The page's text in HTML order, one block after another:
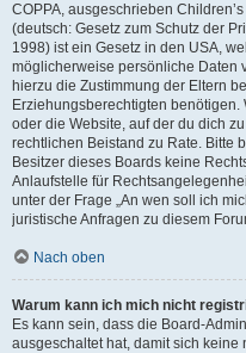
COPPA, ausgeschrieben
(deutsch: Gesetz zum Schutz der
1998) ist ein Gesetz in den USA,
möglicherweise persönliche Daten
hierzu die Zustimmung der Eltern
Erziehungsberechtigten
oder die Website, auf der du dich
rechtlichen Beistand zu Rate. Bitte
Besitzer dieses Boards keine
Anlaufstelle für
unter der Frage „An wen soll ich
juristische Anfragen zu diesem
Nach oben
Warum kann ich mich nicht
Es kann sein, dass die Board-
ausgeschaltet hat, damit sich